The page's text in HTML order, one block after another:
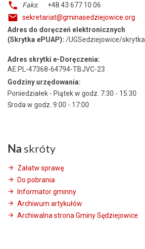
Faks: +48 43 677 10 06
sekretariat@gminasedziejowice.org
Adres do doręczeń elektronicznych
(Skrytka ePUAP): /UGSedziejowice/skrytka
Adres skrytki e-Doręczenia:
AE:PL-47368-64794-TBJVC-23
Godziny urzędowania:
Poniedziałek - Piątek w godz. 7:30 - 15:30
Środa w godz. 9:00 - 17:00
Na skróty
Załatw sprawę
Do pobrania
Informator gminny
Archiwum artykułów
Archiwalna strona Gminy Sędziejowice